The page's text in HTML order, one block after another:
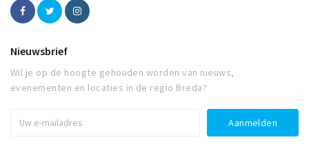
Nieuwsbrief
Wil je op de hoogte gehouden worden van nieuws,
evenementen en locaties in de regio Breda?